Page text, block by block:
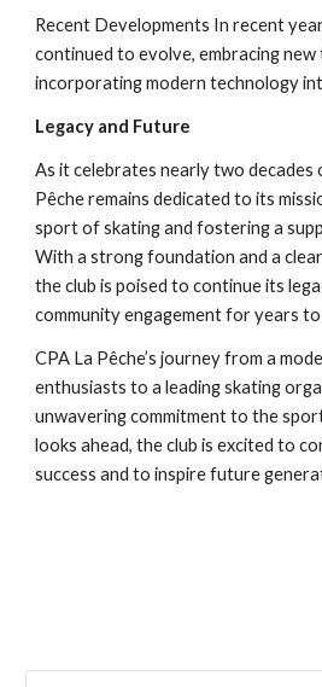
Recent Developments In recent
continued to evolve, embracing new
incorporating modern technology
Legacy and Future
As it celebrates nearly two decades
Pêche remains dedicated to its
sport of skating and fostering a
With a strong foundation and a
the club is poised to continue its
community engagement for years to
CPA La Pêche’s journey from a
enthusiasts to a leading skating
unwavering commitment to the
looks ahead, the club is excited to
success and to inspire future